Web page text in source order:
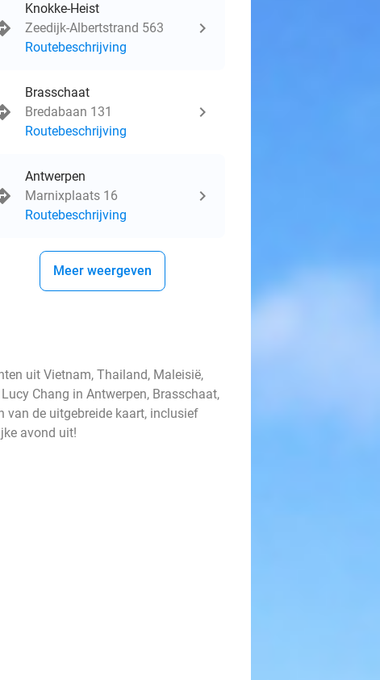
Knokke-Heist
Zeedijk-Albertstrand 563
Routebeschrijving
Brasschaat
Bredabaan 131
Routebeschrijving
Antwerpen
Marnixplaats 16
Routebeschrijving
Meer weergeven
uit Vietnam, Thailand, Maleisië,
Chang in Antwerpen, Brasschaat,
van de uitgebreide kaart, inclusief
avond uit!